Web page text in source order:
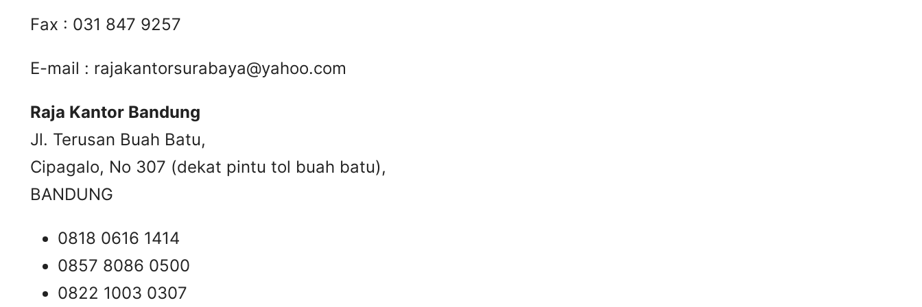
Fax : 031 847 9257
E-mail : rajakantorsurabaya@yahoo.com
Raja Kantor Bandung
Jl. Terusan Buah Batu,
Cipagalo, No 307 (dekat pintu tol buah batu),
BANDUNG
0818 0616 1414
0857 8086 0500
0822 1003 0307